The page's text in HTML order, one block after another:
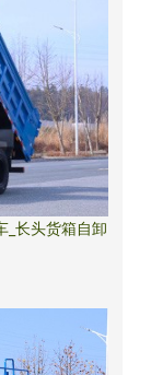
_长头货箱自卸